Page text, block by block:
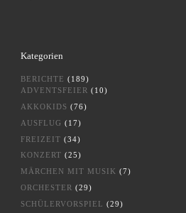
Kategorien
BERICHTE (189)
ADVENTSFEIER (10)
AKKOKIDS (76)
AUSFLUG (17)
FREIZEIT (34)
KONZERT (25)
MÄRCHEN MIT MUSIK (7)
ORCHESTER (29)
SCHÜLERVORSPIEL (29)